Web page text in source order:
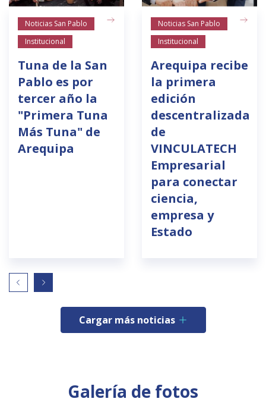
Noticias San Pablo
Institucional
Tuna de la San
Pablo es por
tercer año la
"Primera Tuna
Más Tuna" de
Arequipa
Noticias San Pablo
Institucional
Arequipa recibe
la primera
edición
descentralizada
de
VINCULATECH
Empresarial
para conectar
ciencia,
empresa y
Estado
Cargar más noticias
Galería de fotos